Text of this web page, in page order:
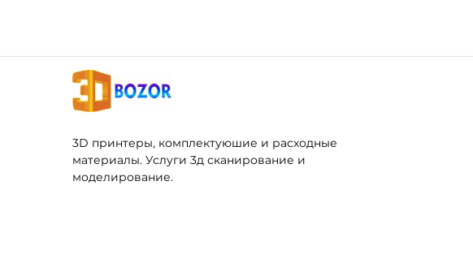
3D принтеры, комплектуюшие и расходные
материалы. Услуги 3д сканирование и
моделирование.